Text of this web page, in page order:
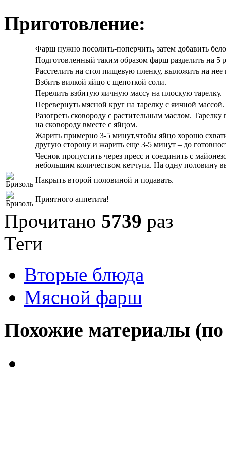
Приготовление:
Фарш нужно посолить-поперчить, затем добавить
Подготовленный таким образом фарш разделить на 5
Расстелить на стол пищевую пленку, выложить на
Взбить вилкой яйцо с щепоткой соли.
Перелить взбитую яичную массу на плоскую тарелку.
Перевернуть мясной круг на тарелку с яичной массой.
Разогреть сковороду с растительным маслом.
на сковороду вместе с яйцом.
Жарить примерно 3-5 минут,чтобы яйцо хорошо
другую сторону и жарить еще 3-5 минут – до
Чеснок пропустить через пресс и соединить с
небольшим количеством кетчупа. На одну половину
Накрыть второй половиной и подавать.
Приятного аппетита!
Прочитано 5739 раз
Теги
Вторые блюда
Мясной фарш
Похожие материалы (по